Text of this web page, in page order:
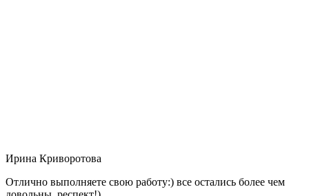
Ирина Криворотова
Отлично выполняете свою работу:) все остались более чем